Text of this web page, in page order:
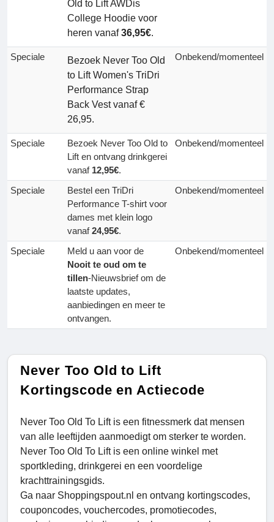
Old to Lift AWDis
College Hoodie voor
heren vanaf36,95€.
Speciale
Bezoek Never Too Old
to Lift Women's TriDri
Performance Strap
Back Vest vanaf €
26,95.
Onbekend/momenteel
Speciale
Bezoek Never Too Old to
Lift en ontvang drinkgerei
vanaf 12,95€.
Onbekend/momenteel
Speciale
Bestel een TriDri
Performance T-shirt voor
dames met klein logo
vanaf24,95€.
Onbekend/momenteel
Speciale
Meld u aan voor de
Nooit te oud om te
tillen-Nieuwsbrief om de
laatste updates,
aanbiedingen en meer te
ontvangen.
Onbekend/momenteel
Never Too Old to Lift
Kortingscode en Actiecode
Never Too Old To Lift is een fitnessmerk dat mensen
van alle leeftijden aanmoedigt om sterker te worden.
Never Too Old To Lift is een online winkel met
sportkleding, drinkgerei en een voordelige
krachttrainingsgids.
Ga naar Shoppingspout.nl en ontvang kortingscodes,
couponcodes, vouchercodes, promotiecodes,